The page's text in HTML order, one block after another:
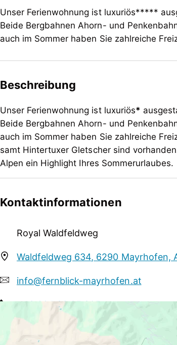
Unser Ferienwohnung ist luxuriös*****
Beide Bergbahnen Ahorn- und
auch im Sommer haben Sie zahlreiche
Beschreibung
Unser Ferienwohnung ist luxuriös*
Beide Bergbahnen Ahorn- und
auch im Sommer haben Sie zahlreiche
samt Hintertuxer Gletscher sind
Alpen ein Highlight Ihres Sommerurlaubes.
Beide Bergbahnen Ahorn- und
Alpen ein Highlight Ihres Sommerurlaubes.
Kontaktinformationen
Royal Waldfeldweg
Waldfeldweg 634, 6290 Mayrhofen,
info@fernblick-mayrhofen.at
+43 664 23 25 805
http://www.royal-waldfeld.at